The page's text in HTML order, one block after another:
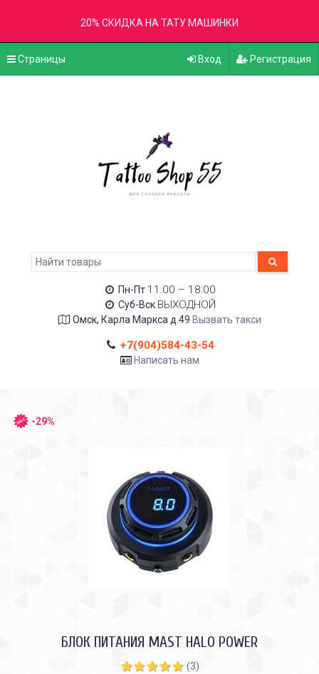
20% СКИДКА НА ТАТУ МАШИНКИ
Страницы Вход Регистрация
Пн-Пт 11:00 – 18:00
Суб-Вск ВЫХОДНОЙ
Омск, Карла Маркса д.49 Вызвать такси
+7(904)584-43-54
Написать нам
-29%
БЛОК ПИТАНИЯ MAST HALO POWER
(3)